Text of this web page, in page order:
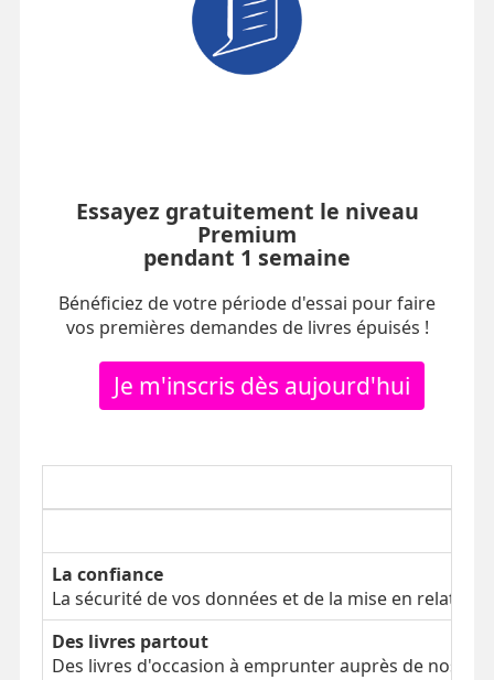
Essayez gratuitement le niveau
Premium
pendant 1 semaine
Bénéficiez de votre période d'essai pour faire
vos premières demandes de livres épuisés !
Je m'inscris dès aujourd'hui
La confiance
La sécurité de vos données et de la mise en relation
Des livres partout
Des livres d'occasion à emprunter auprès de nos